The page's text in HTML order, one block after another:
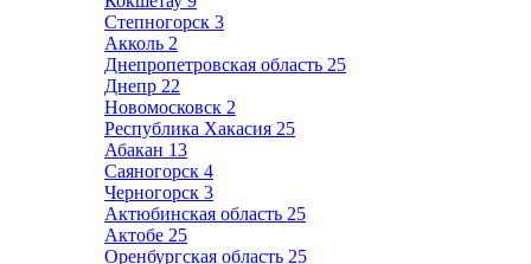
Степногорск 3
Акколь 2
Днепропетровская область 25
Днепр 22
Новомосковск 2
Республика Хакасия 25
Абакан 13
Саяногорск 4
Черногорск 3
Актюбинская область 25
Актобе 25
Оренбургская область 25